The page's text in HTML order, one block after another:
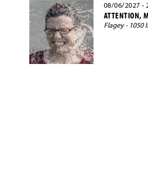
08/06/2027 -
ATTENTION,
Flagey - 1050